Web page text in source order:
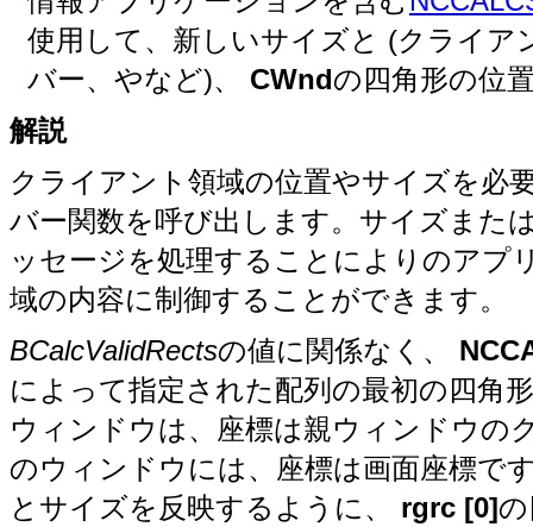
使用して、新しいサイズと (クライア
バー、やなど)、 CWndの四角形の位
解説
クライアント領域の位置やサイズを必
バー関数を呼び出します。サイズまた
ッセージを処理することによりのアプ
域の内容に制御することができます。
BCalcValidRectsの値に関係なく、
によって指定された配列の最初の四角
ウィンドウは、座標は親ウィンドウの
のウィンドウには、座標は画面座標で
とサイズを反映するように、 rgrc [0]